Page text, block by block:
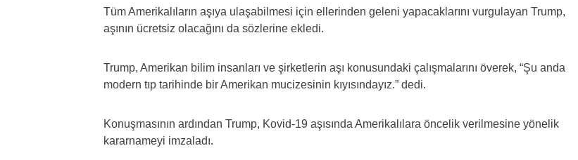
Tüm Amerikalıların aşıya ulaşabilmesi için ellerinden geleni yapacaklarını vurgulayan Trump,
aşının ücretsiz olacağını da sözlerine ekledi.
Trump, Amerikan bilim insanları ve şirketlerin aşı konusundaki çalışmalarını överek, “Şu anda
modern tıp tarihinde bir Amerikan mucizesinin kıyısındayız.” dedi.
Konuşmasının ardından Trump, Kovid-19 aşısında Amerikalılara öncelik verilmesine yönelik
kararnameyi imzaladı.